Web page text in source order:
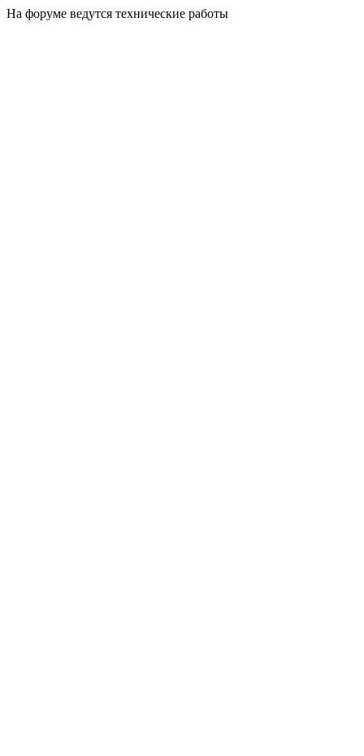
На форуме ведутся технические работы